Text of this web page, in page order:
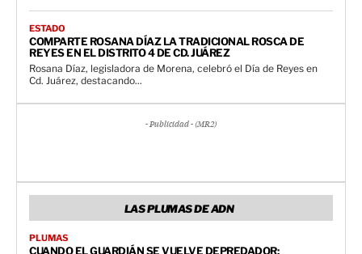
ESTADO
COMPARTE ROSANA DÍAZ LA TRADICIONAL ROSCA DE
REYES EN EL DISTRITO 4 DE CD. JUÁREZ
Rosana Díaz, legisladora de Morena, celebró el Día de Reyes en
Cd. Juárez, destacando...
- Publicidad - (MR2)
LAS PLUMAS DE ADN
PLUMAS
CUANDO EL GUARDIÁN SE VUELVE DEPREDADOR: